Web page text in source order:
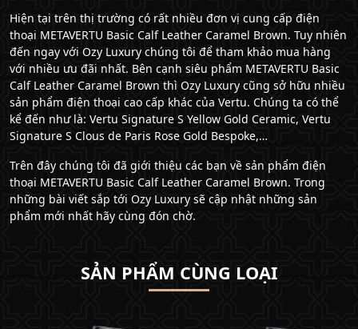
Hiện tại trên thị trường có rất nhiều đơn vị cung cấp điện
thoại METAVERTU Basic Calf Leather Caramel Brown. Tuy nhiên
đến ngay với Ozy Luxury chúng tôi để tham khảo mua hàng
với nhiều ưu đãi nhất. Bên cạnh siêu phẩm METAVERTU Basic
Calf Leather Caramel Brown thì Ozy Luxury cũng sở hữu nhiều
sản phẩm điện thoại cao cấp khác của Vertu. Chúng ta có thể
kể đến như là: Vertu Signature S Yellow Gold Ceramic, Vertu
Signature S Clous de Paris Rose Gold Bespoke,…
Trên đây chúng tôi đã giới thiệu các bạn về sản phẩm điện
thoại METAVERTU Basic Calf Leather Caramel Brown. Trong
những bài viết sắp tới Ozy Luxury sẽ cập nhật những sản
phẩm mới nhất hãy cùng đón chờ.
SẢN PHẨM CÙNG LOẠI